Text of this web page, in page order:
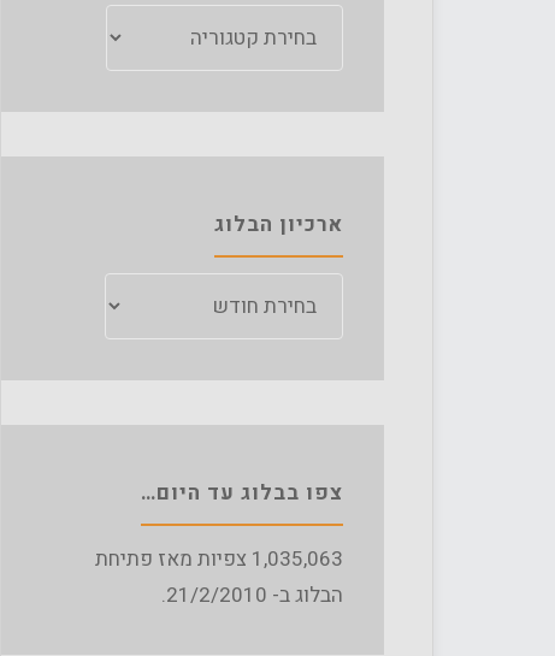
ארכיון הבלוג
צפו בבלוג עד היום…
1,035,063 צפיות מאז פתיחת
הבלוג ב- 21/2/2010.